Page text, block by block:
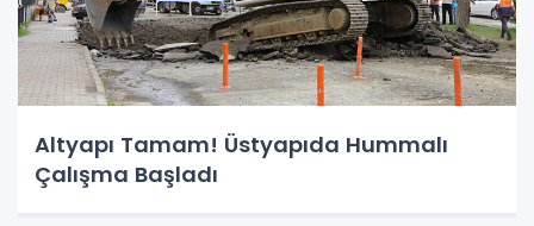
Altyapı Tamam! Üstyapıda Hummalı
Çalışma Başladı